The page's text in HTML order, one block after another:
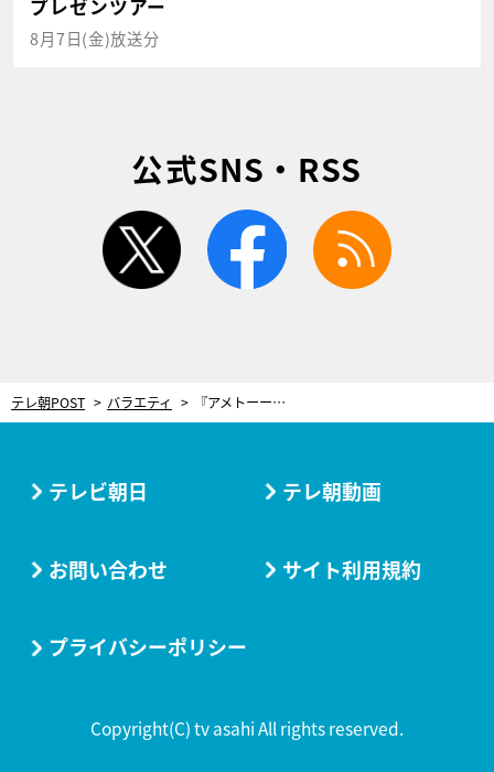
プレゼンツアー
8月7日(金)放送分
公式SNS・RSS
twitter facebook
テレ朝POST バラエティ 『アメトーーク！』2週間無料配信！「おうち大好き芸人」大久保佳代子の下ネタに思わず苦笑
テレビ朝日 テレ朝動画
お問い合わせ サイト利用規約
プライバシーポリシー
Copyright(C) tv asahi All rights reserved.